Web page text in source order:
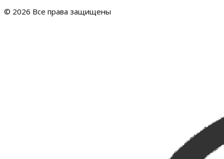
© 2026 Все права защищены